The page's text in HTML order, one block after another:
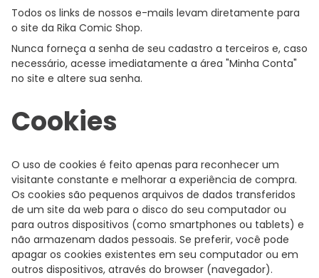
Todos os links de nossos e-mails levam diretamente para
o site da Rika Comic Shop.
Nunca forneça a senha de seu cadastro a terceiros e, caso
necessário, acesse imediatamente a área "Minha Conta"
no site e altere sua senha.
Cookies
O uso de cookies é feito apenas para reconhecer um
visitante constante e melhorar a experiência de compra.
Os cookies são pequenos arquivos de dados transferidos
de um site da web para o disco do seu computador ou
para outros dispositivos (como smartphones ou tablets) e
não armazenam dados pessoais. Se preferir, você pode
apagar os cookies existentes em seu computador ou em
outros dispositivos, através do browser (navegador).